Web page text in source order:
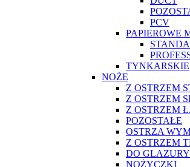
PCV
PAPIEROWE
TYNKARSKIE
NOŻE
Z OSTRZEM
Z OSTRZEM
Z OSTRZEM
POZOSTAŁE
OSTRZA
Z OSTRZEM
DO GLAZURY
NOŻYCZKI